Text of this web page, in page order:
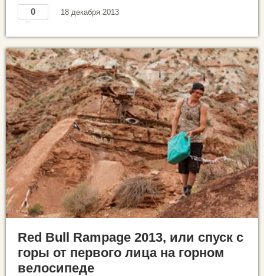
0 18 декабря 2013
Red Bull Rampage 2013, или спуск с
горы от первого лица на горном
велосипеде